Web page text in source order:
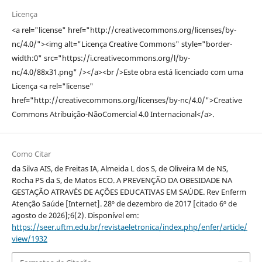
Licença
<a rel="license" href="http://creativecommons.org/licenses/by-
nc/4.0/"><img alt="Licença Creative Commons" style="border-
width:0" src="https://i.creativecommons.org/l/by-
nc/4.0/88x31.png" /></a><br />Este obra está licenciado com uma
Licença <a rel="license"
href="http://creativecommons.org/licenses/by-nc/4.0/">Creative
Commons Atribuição-NãoComercial 4.0 Internacional</a>.
Como Citar
da Silva AIS, de Freitas IA, Almeida L dos S, de Oliveira M de NS,
Rocha PS da S, de Matos ECO. A PREVENÇÃO DA OBESIDADE NA
GESTAÇÃO ATRAVÉS DE AÇÕES EDUCATIVAS EM SAÚDE. Rev Enferm
Atenção Saúde [Internet]. 28º de dezembro de 2017 [citado 6º de
agosto de 2026];6(2). Disponível em:
https://seer.uftm.edu.br/revistaeletronica/index.php/enfer/article/
view/1932